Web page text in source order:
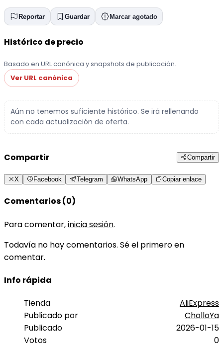
Reportar Guardar Marcar agotado
Histórico de precio
Basado en URL canónica y snapshots de publicación.
Ver URL canónica
Aún no tenemos suficiente histórico. Se irá rellenando
con cada actualización de oferta.
Compartir Compartir
X Facebook Telegram WhatsApp Copiar enlace
Comentarios (0)
Para comentar,inicia sesión.
Todavía no hay comentarios. Sé el primero en
comentar.
Info rápida
Tienda
AliExpress
Publicado por
CholloYa
Publicado
2026-01-15
Votos
0